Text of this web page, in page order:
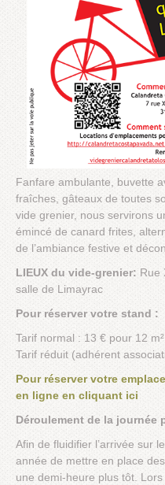
Fanfare ambulante, buvette
fraîches, gâteaux de toutes
vide grenier, nous servirons
émincé de canard frites,
de l’ambiance festive et
LIEUX du vide-grenier: Rue
salle de Limayrac
Pour réserver votre stand :
Tarif normal : 13 € pour 12 m²
Tarif réduit (adhérent
Pour réserver votre
en ligne en cliquant ici
Déroulement de la journée
Afin de fluidifier l’arrivée sur
année de mettre en place
une demi-heure plus tôt.